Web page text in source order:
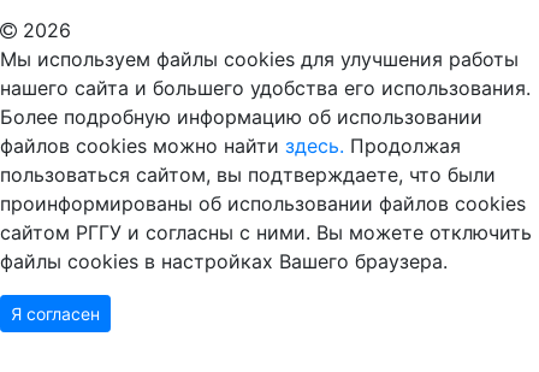
2026
Мы используем файлы cookies для улучшения работы
нашего сайта и большего удобства его использования.
Более подробную информацию об использовании
файлов cookies можно найти здесь. Продолжая
пользоваться сайтом, вы подтверждаете, что были
проинформированы об использовании файлов cookies
сайтом РГГУ и согласны с ними. Вы можете отключить
файлы cookies в настройках Вашего браузера.
Я согласен